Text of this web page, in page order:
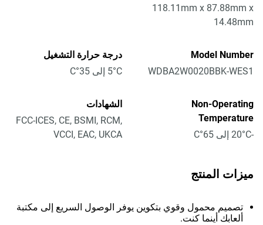
118.11mm x 87.88mm x
14.48mm
Model Number
WDBA2W0020BBK-WES1
درجة حرارة التشغيل
5°C إلى 35°C
Non-Operating
Temperature
-20°C إلى 65°C
الشهادات
FCC-ICES, CE, BSMI, RCM,
VCCI, EAC, UKCA
ميزات المنتج
تصميم محمول وقوي بتكوين يوفر الوصول السريع إلى مكتبة
ألعابك أينما كنت.